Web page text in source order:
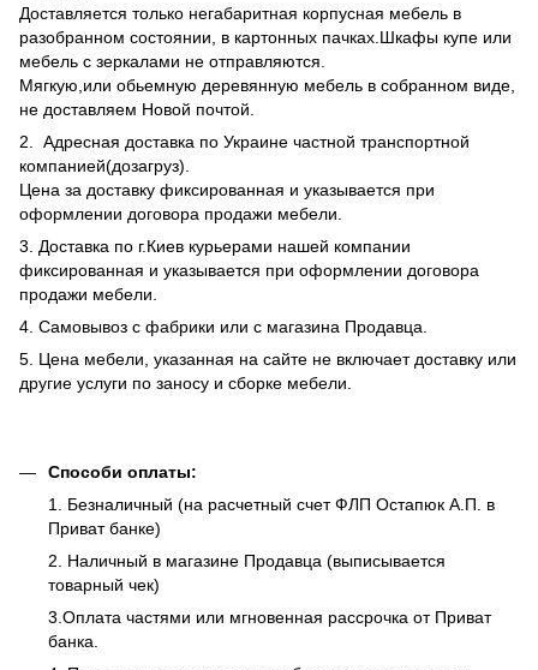
Доставляется только негабаритная корпусная мебель в
разобранном состоянии, в картонных пачках.Шкафы купе или
мебель с зеркалами не отправляются.
Мягкую,или обьемную деревянную мебель в собранном виде,
не доставляем Новой почтой.
2. Адресная доставка по Украине частной транспортной
компанией(дозагруз).
Цена за доставку фиксированная и указывается при
оформлении договора продажи мебели.
3. Доставка по г.Киев курьерами нашей компании
фиксированная и указывается при оформлении договора
продажи мебели.
4. Самовывоз с фабрики или с магазина Продавца.
5. Цена мебели, указанная на сайте не включает доставку или
другие услуги по заносу и сборке мебели.
Способи оплаты:
1. Безналичный (на расчетный счет ФЛП Остапюк А.П. в
Приват банке)
2. Наличный в магазине Продавца (выписывается
товарный чек)
3.Оплата частями или мгновенная рассрочка от Приват
банка.